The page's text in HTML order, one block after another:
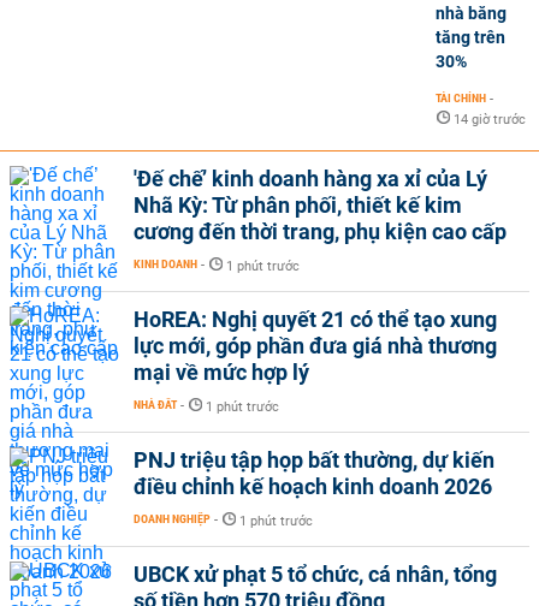
nhà băng
tăng trên
30%
TÀI CHÍNH -
14 giờ trước
'Đế chế’ kinh doanh hàng xa xỉ của Lý
Nhã Kỳ: Từ phân phối, thiết kế kim
cương đến thời trang, phụ kiện cao cấp
KINH DOANH - 1 phút trước
HoREA: Nghị quyết 21 có thể tạo xung
lực mới, góp phần đưa giá nhà thương
mại về mức hợp lý
NHÀ ĐẤT - 1 phút trước
PNJ triệu tập họp bất thường, dự kiến
điều chỉnh kế hoạch kinh doanh 2026
DOANH NGHIỆP - 1 phút trước
UBCK xử phạt 5 tổ chức, cá nhân, tổng
số tiền hơn 570 triệu đồng